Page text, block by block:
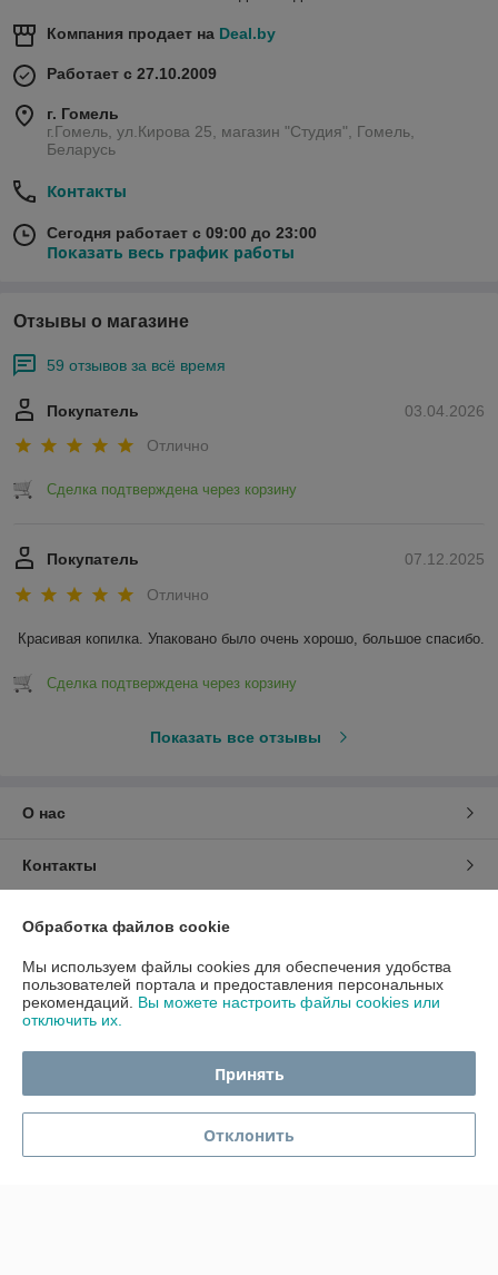
Компания продает на Deal.by
Работает с 27.10.2009
г. Гомель
г.Гомель, ул.Кирова 25, магазин "Студия", Гомель,
Беларусь
Контакты
Сегодня работает с 09:00 до 23:00
Показать весь график работы
Отзывы о магазине
59 отзывов за всё время
03.04.2026
Покупатель
Отлично
Сделка подтверждена через корзину
07.12.2025
Покупатель
Отлично
Красивая копилка. Упаковано было очень хорошо, большое спасибо.
Сделка подтверждена через корзину
Показать все отзывы
О нас
Контакты
Доставка и оплата
График работы
Полная версия сайта
Политика обработки cookies
Сайт создан на платформе Deal.by
Обработка файлов cookie
Мы используем файлы cookies для обеспечения удобства
пользователей портала и предоставления персональных
рекомендаций. Вы можете настроить файлы cookies или
отключить их.
Принять
Отклонить